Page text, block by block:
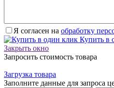
Я согласен на обработку
Купить в
Закрыть окно
Запросить стоимость товара
Загрузка товара
Заполните данные для запроса